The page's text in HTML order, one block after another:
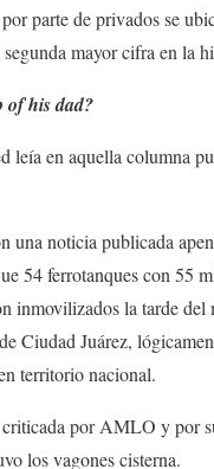
parte de privados se
mayor cifra en la
of his dad?
leía en aquella columna
una noticia publicada
54 ferrotanques con 55
inmovilizados la tarde del
Ciudad Juárez,
territorio nacional.
por AMLO y por
los vagones cisterna.